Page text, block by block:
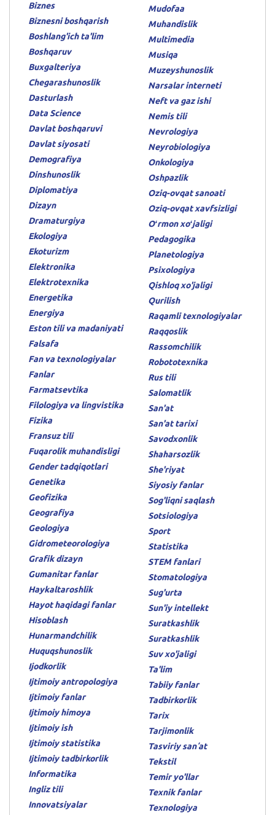
Biznes
Biznesni boshqarish
Boshlang'ich ta'lim
Boshqaruv
Buxgalteriya
Chegarashunoslik
Dasturlash
Data Science
Davlat boshqaruvi
Davlat siyosati
Demografiya
Dinshunoslik
Diplomatiya
Dizayn
Dramaturgiya
Ekologiya
Ekoturizm
Elektronika
Elektrotexnika
Energetika
Energiya
Eston tili va madaniyati
Falsafa
Fan va texnologiyalar
Fanlar
Farmatsevtika
Filologiya va lingvistika
Fizika
Fransuz tili
Fuqarolik muhandisligi
Gender tadqiqotlari
Genetika
Geofizika
Geografiya
Geologiya
Gidrometeorologiya
Grafik dizayn
Gumanitar fanlar
Haykaltaroshlik
Hayot haqidagi fanlar
Hisoblash
Hunarmandchilik
Huquqshunoslik
Ijodkorlik
Ijtimoiy antropologiya
Ijtimoiy fanlar
Ijtimoiy himoya
Ijtimoiy ish
Ijtimoiy statistika
Ijtimoiy tadbirkorlik
Informatika
Ingliz tili
Innovatsiyalar
Mudofaa
Muhandislik
Multimedia
Musiqa
Muzeyshunoslik
Narsalar interneti
Neft va gaz ishi
Nemis tili
Nevrologiya
Neyrobiologiya
Onkologiya
Oshpazlik
Oziq-ovqat sanoati
Oziq-ovqat xavfsizligi
Oʻrmon xoʻjaligi
Pedagogika
Planetologiya
Psixologiya
Qishloq xo'jaligi
Qurilish
Raqamli texnologiyalar
Raqqoslik
Rassomchilik
Robototexnika
Rus tili
Salomatlik
San'at
San'at tarixi
Savodxonlik
Shaharsozlik
She'riyat
Siyosiy fanlar
Sog'liqni saqlash
Sotsiologiya
Sport
Statistika
STEM fanlari
Stomatologiya
Sug'urta
Sun'iy intellekt
Suratkashlik
Suratkashlik
Suv xo'jaligi
Ta'lim
Tabiiy fanlar
Tadbirkorlik
Tarix
Tarjimonlik
Tasviriy sanʼat
Tekstil
Temir yo'llar
Texnik fanlar
Texnologiya